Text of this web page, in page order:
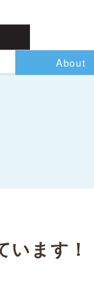
About
います！